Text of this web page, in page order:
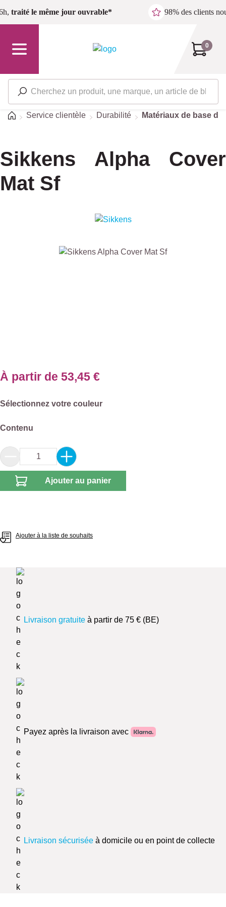
Passer au contenu principal
traité le même jour ouvrable* 98% des clients
0
Accueil
Service clientèle Durabilité Matériaux de base
Sikkens Alpha Cover
Mat Sf
Ignorer la galerie d'images
À partir de 53,45 €
Sélectionnez
Sélectionnez votre couleur
Sélectionnez
Contenu
Quantité de produit : Entrez la quantité
Ajouter au panier
Ajouter à la liste de souhaits
Livraison gratuite à partir de 75 € (BE)
Payez après la livraison avec
Livraison sécurisée à domicile ou en point de collecte